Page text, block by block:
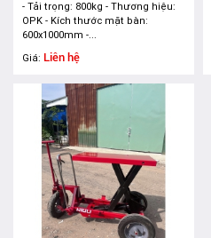
- Tải trọng: 800kg - Thương hiệu:
OPK - Kích thước mặt bàn:
600x1000mm -...
Giá: Liên hệ